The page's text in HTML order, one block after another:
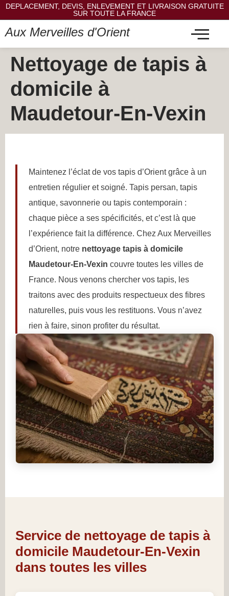
DEPLACEMENT, DEVIS, ENLEVEMENT ET LIVRAISON GRATUITE
SUR TOUTE LA FRANCE
Aux Merveilles d'Orient
Nettoyage de tapis à
domicile à
Maudetour-En-Vexin
Maintenez l’éclat de vos tapis d’Orient grâce à un
entretien régulier et soigné. Tapis persan, tapis
antique, savonnerie ou tapis contemporain :
chaque pièce a ses spécificités, et c’est là que
l’expérience fait la différence. Chez Aux Merveilles
d’Orient, notre nettoyage tapis à domicile
Maudetour-En-Vexin couvre toutes les villes de
France. Nous venons chercher vos tapis, les
traitons avec des produits respectueux des fibres
naturelles, puis vous les restituons. Vous n’avez
rien à faire, sinon profiter du résultat.
Service de nettoyage de tapis à
domicile Maudetour-En-Vexin
dans toutes les villes